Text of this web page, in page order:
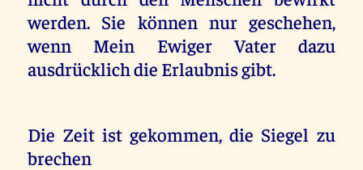
werden. Sie können nur geschehen,
wenn Mein Ewiger Vater dazu
ausdrücklich die Erlaubnis gibt.
Die Zeit ist gekommen, die Siegel zu
brechen